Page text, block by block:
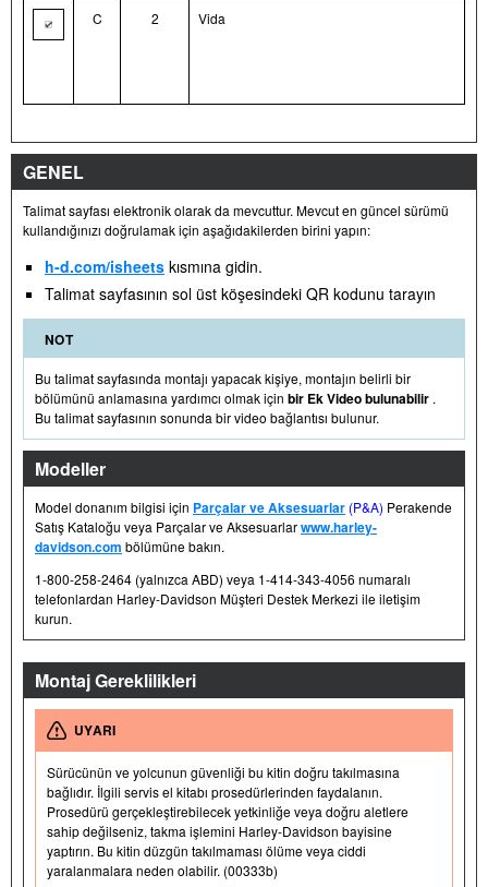
C 2 Vida
GENEL
Talimat sayfası elektronik olarak da mevcuttur. Mevcut en güncel sürümü
kullandığınızı doğrulamak için aşağıdakilerden birini yapın:
h-d.com/isheets kısmına gidin.
Talimat sayfasının sol üst köşesindeki QR kodunu tarayın
NOT
Bu talimat sayfasında montajı yapacak kişiye, montajın belirli bir
bölümünü anlamasına yardımcı olmak için bir Ek Video bulunabilir .
Bu talimat sayfasının sonunda bir video bağlantısı bulunur.
Modeller
Model donanım bilgisi için Parçalar ve Aksesuarlar (P&A) Perakende
Satış Kataloğu veya Parçalar ve Aksesuarlarwww.harley-
davidson.com bölümüne bakın.
1-800-258-2464 (yalnızca ABD) veya 1-414-343-4056 numaralı
telefonlardan Harley-Davidson Müşteri Destek Merkezi ile iletişim
kurun.
Montaj Gereklilikleri
UYARI
Sürücünün ve yolcunun güvenliği bu kitin doğru takılmasına
bağlıdır. İlgili servis el kitabı prosedürlerinden faydalanın.
Prosedürü gerçekleştirebilecek yetkinliğe veya doğru aletlere
sahip değilseniz, takma işlemini Harley-Davidson bayisine
yaptırın. Bu kitin düzgün takılmaması ölüme veya ciddi
yaralanmalara neden olabilir. (00333b)